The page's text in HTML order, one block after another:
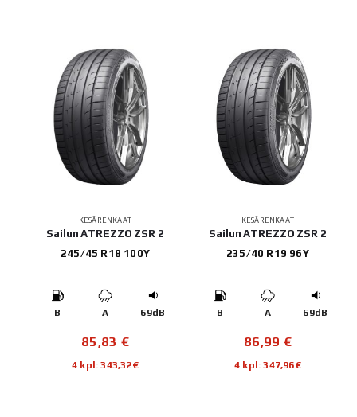
KESÄRENKAAT
Sailun ATREZZO ZSR 2
245/45 R18 100Y
B A 69dB
85,83 €
4 kpl: 343,32€
KESÄRENKAAT
Sailun ATREZZO ZSR 2
235/40 R19 96Y
B A 69dB
86,99 €
4 kpl: 347,96€